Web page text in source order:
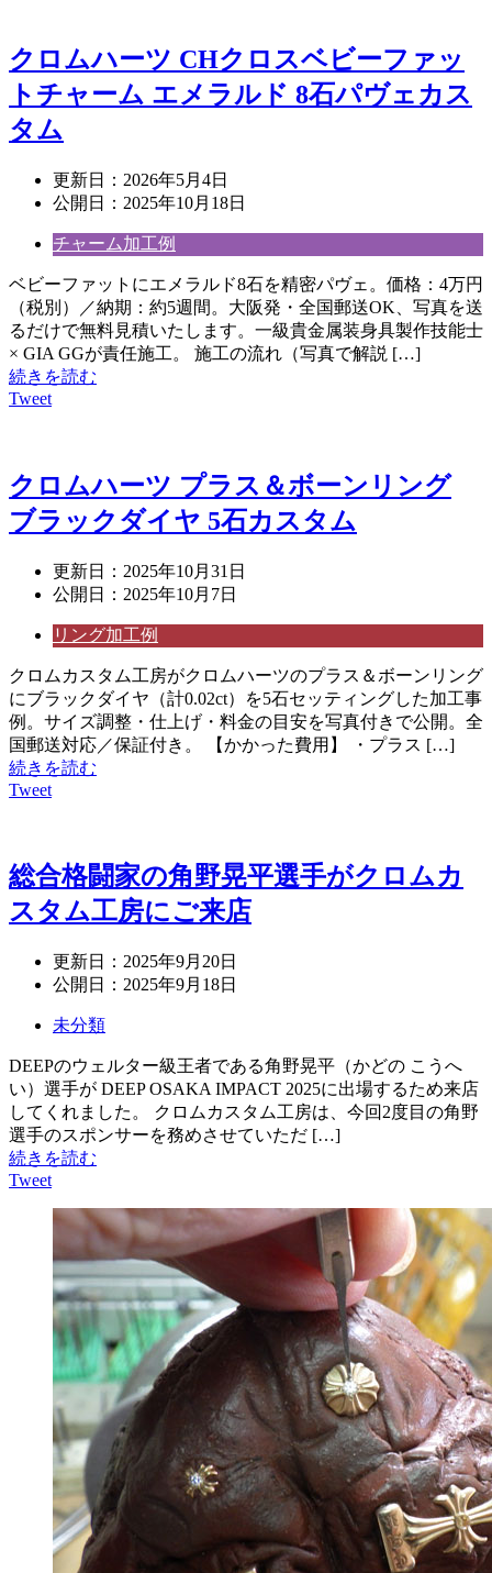
クロムハーツ CHクロスベビーファッ
トチャーム エメラルド 8石パヴェカス
タム
更新日： 2026年5月4日
公開日： 2025年10月18日
チャーム加工例
ベビーファットにエメラルド8石を精密パヴェ。価格：4万円
（税別）／納期：約5週間。大阪発・全国郵送OK、写真を送
るだけで無料見積いたします。一級貴金属装身具製作技能士
× GIA GGが責任施工。 施工の流れ（写真で解説 […]
続きを読む
Tweet
クロムハーツ プラス＆ボーンリング
ブラックダイヤ 5石カスタム
更新日： 2025年10月31日
公開日： 2025年10月7日
リング加工例
クロムカスタム工房がクロムハーツのプラス＆ボーンリング
にブラックダイヤ（計0.02ct）を5石セッティングした加工事
例。サイズ調整・仕上げ・料金の目安を写真付きで公開。全
国郵送対応／保証付き。 【かかった費用】 ・プラス […]
続きを読む
Tweet
総合格闘家の角野晃平選手がクロムカ
スタム工房にご来店
更新日： 2025年9月20日
公開日： 2025年9月18日
未分類
DEEPのウェルター級王者である角野晃平（かどの こうへ
い）選手が DEEP OSAKA IMPACT 2025に出場するため来店
してくれました。 クロムカスタム工房は、今回2度目の角野
選手のスポンサーを務めさせていただ […]
続きを読む
Tweet